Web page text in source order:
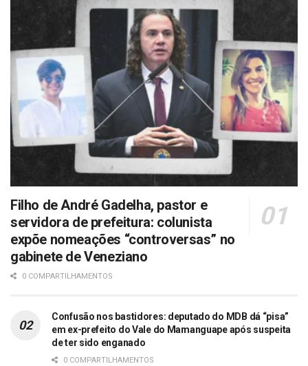
Filho de André Gadelha, pastor e
servidora de prefeitura: colunista
expõe nomeações “controversas” no
gabinete de Veneziano
0 COMPARTILHAMENTOS
Confusão nos bastidores: deputado do MDB dá “pisa”
em ex-prefeito do Vale do Mamanguape após suspeita
de ter sido enganado
0 COMPARTILHAMENTOS